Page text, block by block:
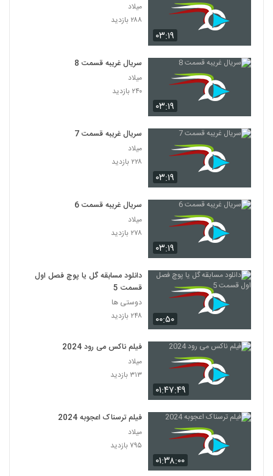
۰۳:۱۹
میلاد
۲۸۸ بازدید
۰۳:۱۹
سریال غریبه قسمت 8
میلاد
۲۴۰ بازدید
۰۳:۱۹
سریال غریبه قسمت 7
میلاد
۲۲۸ بازدید
۰۳:۱۹
سریال غریبه قسمت 6
میلاد
۲۷۸ بازدید
۰۰:۵۰
دانلود مسابقه گل یا پوچ فصل اول
قسمت 5
دوستی ها
۲۴۸ بازدید
۰۱:۴۷:۴۹
فیلم ناکس می رود 2024
میلاد
۳۱۳ بازدید
۰۱:۳۸:۰۰
فیلم ترسناک اعجوبه 2024
میلاد
۷۹۵ بازدید